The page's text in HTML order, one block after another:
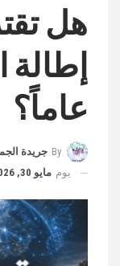
هل
عاماً؟
By جريدة
يوم مايو 30, 2026